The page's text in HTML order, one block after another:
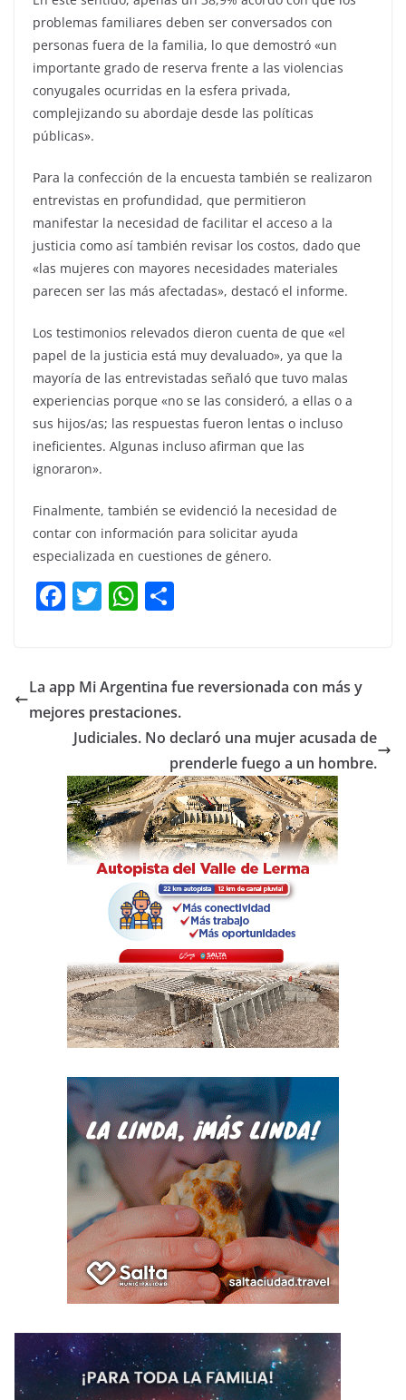
problemas familiares deben ser conversados con
personas fuera de la familia, lo que demostró «un
importante grado de reserva frente a las violencias
conyugales ocurridas en la esfera privada,
complejizando su abordaje desde las políticas
públicas».
Para la confección de la encuesta también se realizaron
entrevistas en profundidad, que permitieron
manifestar la necesidad de facilitar el acceso a la
justicia como así también revisar los costos, dado que
«las mujeres con mayores necesidades materiales
parecen ser las más afectadas», destacó el informe.
Los testimonios relevados dieron cuenta de que «el
papel de la justicia está muy devaluado», ya que la
mayoría de las entrevistadas señaló que tuvo malas
experiencias porque «no se las consideró, a ellas o a
sus hijos/as; las respuestas fueron lentas o incluso
ineficientes. Algunas incluso afirman que las
ignoraron».
Finalmente, también se evidenció la necesidad de
contar con información para solicitar ayuda
especializada en cuestiones de género.
F
e
b
o
o
k
T
er
W
s
A
p
p
p
ar
tir
La app Mi Argentina fue reversionada con más y
mejores prestaciones.
Judiciales. No declaró una mujer acusada de
prenderle fuego a un hombre.